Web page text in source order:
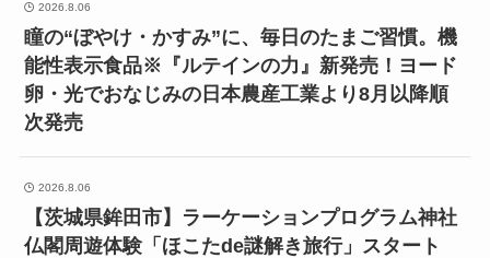
2026.8.06
瞳の“ぼやけ・かすみ”に、毎日のたまご習慣。機
能性表示食品※『ルテインの力』新発売！ヨード
卵・光でおなじみの日本農産工業より8月以降順
次発売
2026.8.06
【茨城県鉾田市】ラーケーションプログラム神社
仏閣周遊体験「ほこたde謎解き旅行」スタート